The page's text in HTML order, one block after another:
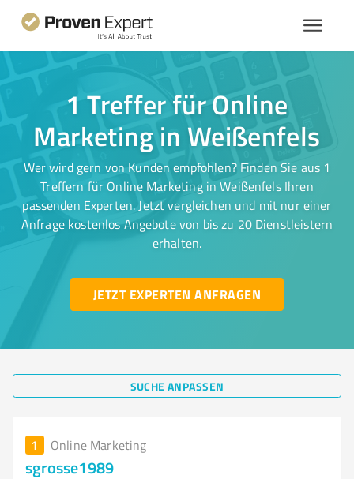
1 Treffer für Online
Marketing in Weißenfels
Wer wird gern von Kunden empfohlen? Finden Sie aus 1
Treffern für Online Marketing in Weißenfels Ihren
passenden Experten. Jetzt vergleichen und mit nur einer
Anfrage kostenlos Angebote von bis zu 20 Dienstleistern
erhalten.
JETZT EXPERTEN ANFRAGEN
SUCHE ANPASSEN
1 Online Marketing
sgrosse1989